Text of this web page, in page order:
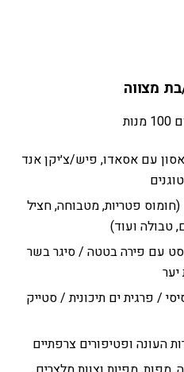
מצווה
עם אסאדו, פיש/צ׳יקן אנד
11 סוגים (חומוס פטריות, מטבוחה, חציל
טבולה ועוד)
עם פירה בטטה / סיגר בשר
יער
/ פרגית ים תיכונית / סטייק
העונה ופטיפורים צרפתיים